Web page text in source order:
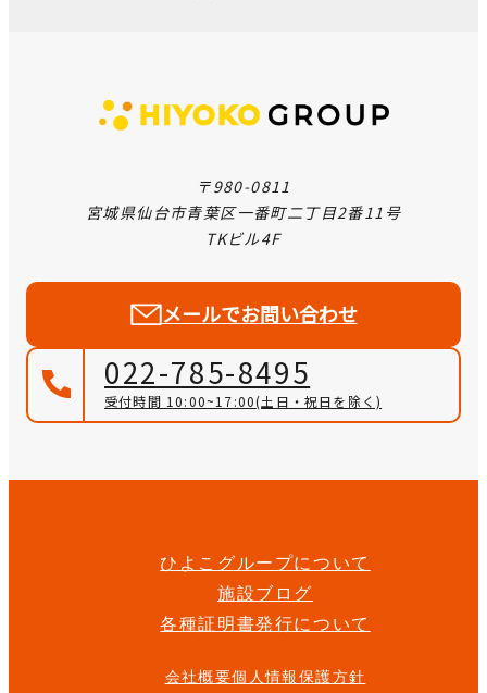
〒980-0811
宮城県仙台市青葉区一番町二丁目2番11号
TKビル4F
メールでお問い合わせ
022-785-8495
受付時間 10:00~17:00(土日・祝日を除く)
ひよこグループについて
施設ブログ
各種証明書発行について
会社概要個人情報保護方針